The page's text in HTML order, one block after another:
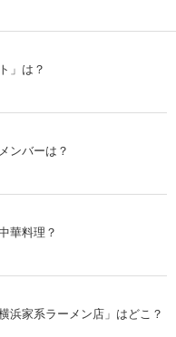
」は？
ンバーは？
華料理？
浜家系ラーメン店」はどこ？